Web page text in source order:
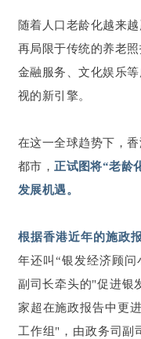
随着人口老龄化越来
再局限于传统的养老
金融服务、文化娱乐
视的新引擎。
在这一全球趋势下，
都市，正试图将“老龄
发展机遇。
根据香港近年的施政
年还叫“银发经济顾问
副司长牵头的"促进银
家超在施政报告中更
工作组"，由政务司副